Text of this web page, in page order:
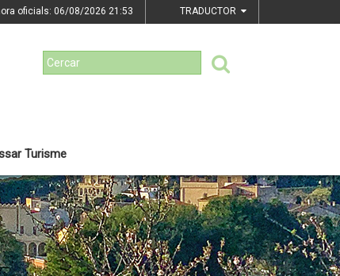
oficials: 06/08/2026 21:53 TRADUCTOR
Turisme